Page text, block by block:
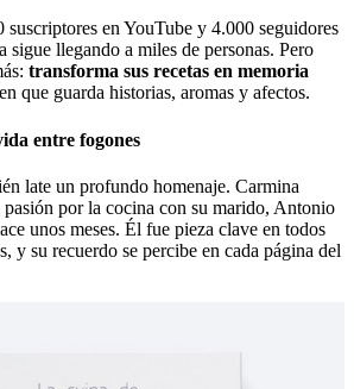
suscriptores en YouTube y 4.000 seguidores
sigue llegando a miles de personas. Pero
transforma sus recetas en memoria
que guarda historias, aromas y afectos.
entre fogones
late un profundo homenaje. Carmina
por la cocina con su marido, Antonio
unos meses. Él fue pieza clave en todos
y su recuerdo se percibe en cada página del